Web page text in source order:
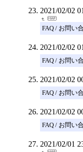
2021/02/02
FAQ / お問い
2021/02/02
FAQ / お問い
2021/02/02
FAQ / お問い
2021/02/02
FAQ / お問い
2021/02/01